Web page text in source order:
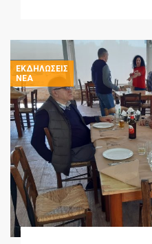
ΕΚΔΗΛΏΣΕΙΣ
ΝΈΑ